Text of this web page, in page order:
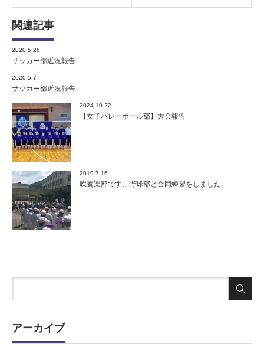
関連記事
2020.5.26
サッカー部近況報告
2020.5.7
サッカー部近況報告
2024.10.22
【女子バレーボール部】大会報告
2019.7.16
吹奏楽部です、野球部と合同練習をしました。
アーカイブ